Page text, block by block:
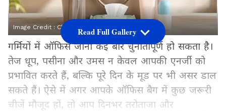
Image Credit : Chatgpt
गर्मियों में ऑफिस जाना कई बार चुनौतीपूर्ण हो सकता है।
तेज धूप, पसीना और उमस न केवल आपकी एनर्जी को
प्रभावित करते हैं, बल्कि पूरे दिन के मूड पर भी असर डाल
सकते हैं। ऐसे में अगर आपके ऑफिस बैग में कुछ जरूरी
चीजें मौजूद हों, तो आप दिनभर तरोताजा और
Read Full Gallery